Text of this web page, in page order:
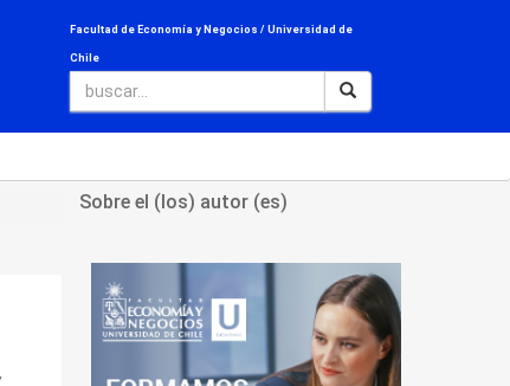
Facultad de Economía y Negocios / Universidad de
Chile
Sobre el (los) autor (es)